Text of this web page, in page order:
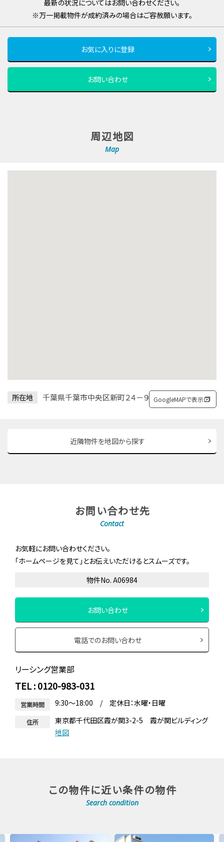
最新の状況についてはお問い合わせください。
※万一掲載物件が成約済みの場合はご容赦願います。
お気に入りに登録
お問い合わせ
周辺地図
Map
所在地 千葉県千葉市中央区新町２４－９ GoogleMAPで表示
近隣物件を地図から探す
お問い合わせ先
Contact
お気軽にお問い合わせください。
「ホームページを見て」とお伝えいただけるとスムーズです。
物件No. A06984
お問い合わせ
電話でのお問い合わせ
リーシング営業部
TEL : 0120-983-031
営業時間 9:30～18:00 / 定休日：水曜・日曜
住所
東京都千代田区霞が関3-2-5 霞が関ビルディング
地図
この物件に近い条件の物件
Search condition